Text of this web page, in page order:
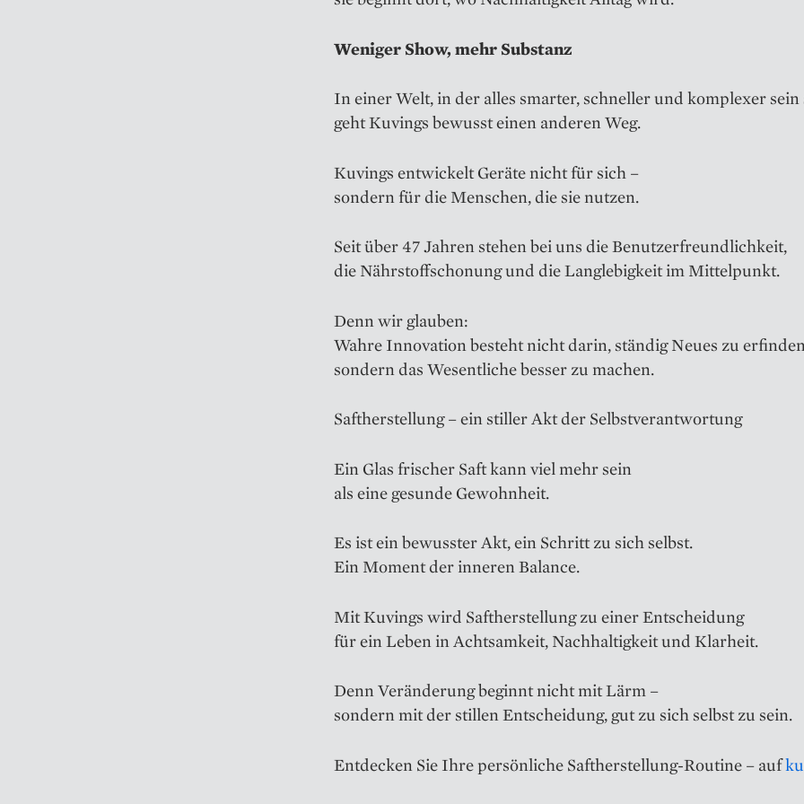
Weniger Show, mehr Substanz
In einer Welt, in der alles smarter, schneller und komplexer sein
geht Kuvings bewusst einen anderen Weg.
Kuvings entwickelt Geräte nicht für sich –
sondern für die Menschen, die sie nutzen.
Seit über 47 Jahren stehen bei uns die Benutzerfreundlichkeit,
die Nährstoffschonung und die Langlebigkeit im Mittelpunkt.
Denn wir glauben:
Wahre Innovation besteht nicht darin, ständig Neues zu
sondern das Wesentliche besser zu machen.
Saftherstellung – ein stiller Akt der Selbstverantwortung
Ein Glas frischer Saft kann viel mehr sein
als eine gesunde Gewohnheit.
Es ist ein bewusster Akt, ein Schritt zu sich selbst.
Ein Moment der inneren Balance.
Mit Kuvings wird Saftherstellung zu einer Entscheidung
für ein Leben in Achtsamkeit, Nachhaltigkeit und Klarheit.
Denn Veränderung beginnt nicht mit Lärm –
sondern mit der stillen Entscheidung, gut zu sich selbst zu sein.
Entdecken Sie Ihre persönliche Saftherstellung-Routine – auf